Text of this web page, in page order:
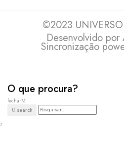
©2023
Desenvolvido por
Sincronização
O que procura?
fechar
search